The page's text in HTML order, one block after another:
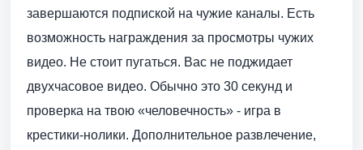
завершаются подпиской на чужие каналы. Есть
возможность награждения за просмотры чужих
видео. Не стоит пугаться. Вас не поджидает
двухчасовое видео. Обычно это 30 секунд и
проверка на твою «человечность» - игра в
крестики-нолики. Дополнительное развлечение,